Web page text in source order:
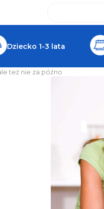
Dziecko 1-3 lata
też nie za późno